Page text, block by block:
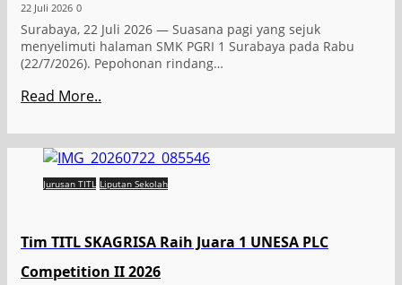
22 Juli 2026 0
Surabaya, 22 Juli 2026 — Suasana pagi yang sejuk
menyelimuti halaman SMK PGRI 1 Surabaya pada Rabu
(22/7/2026). Pepohonan rindang…
Read More..
Jurusan TITL Liputan Sekolah
Tim TITL SKAGRISA Raih Juara 1 UNESA PLC
Competition II 2026